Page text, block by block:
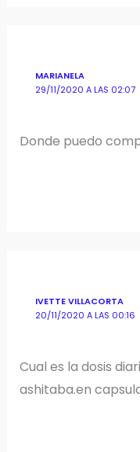
MARIANELA
29/11/2020 A LAS 02:07
Donde puedo
IVETTE VILLACORTA
20/11/2020 A LAS 00:16
Cual es la dosis
ashitaba.en